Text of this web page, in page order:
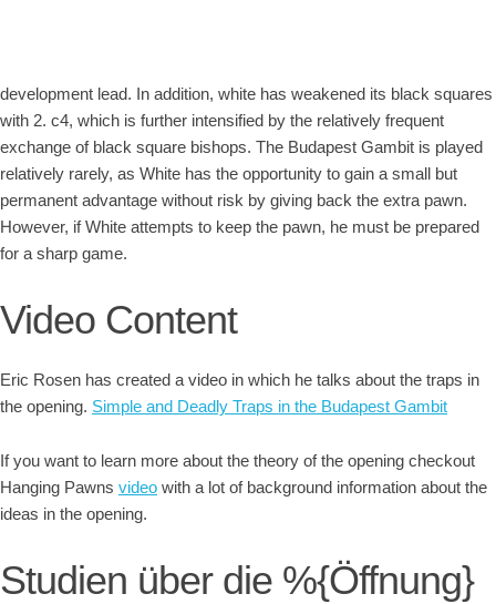
development lead. In addition, white has weakened its black squares
with 2. c4, which is further intensified by the relatively frequent
exchange of black square bishops. The Budapest Gambit is played
relatively rarely, as White has the opportunity to gain a small but
permanent advantage without risk by giving back the extra pawn.
However, if White attempts to keep the pawn, he must be prepared
for a sharp game.
Video Content
Eric Rosen has created a video in which he talks about the traps in
the opening. Simple and Deadly Traps in the Budapest Gambit
If you want to learn more about the theory of the opening checkout
Hanging Pawns video with a lot of background information about the
ideas in the opening.
Studien über die %{Öffnung}